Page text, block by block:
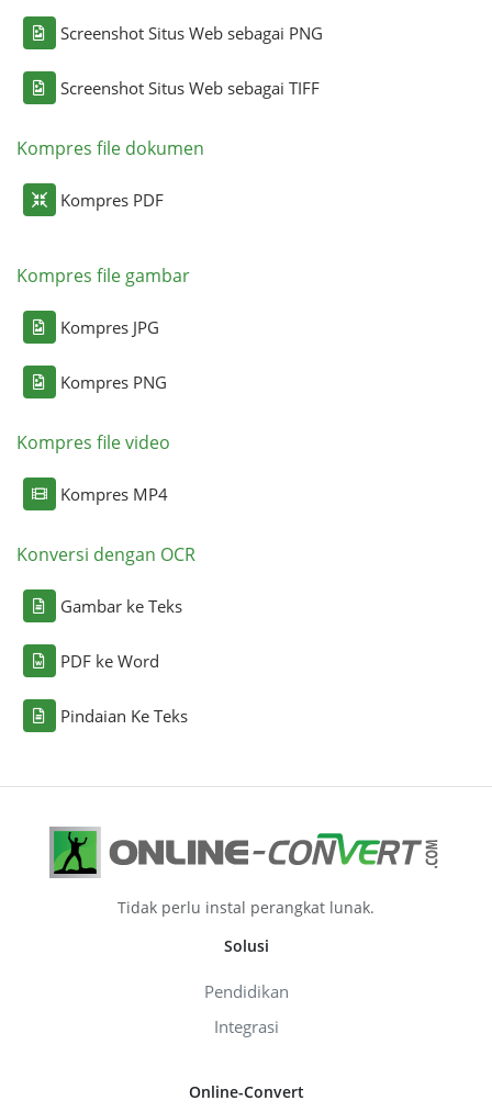
Screenshot Situs Web sebagai PNG
Screenshot Situs Web sebagai TIFF
Kompres file dokumen
Kompres PDF
Kompres file gambar
Kompres JPG
Kompres PNG
Kompres file video
Kompres MP4
Konversi dengan OCR
Gambar ke Teks
PDF ke Word
Pindaian Ke Teks
Tidak perlu instal perangkat lunak.
Solusi
Pendidikan
Integrasi
Online-Convert